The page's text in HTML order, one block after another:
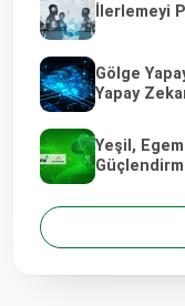
İlerlemeyi
Gölge
Yapay
Yeşil,